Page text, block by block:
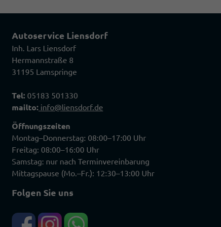
Autoservice Liensdorf
Inh. Lars Liensdorf
Hermannstraße 8
31195 Lamspringe
Tel: 05183 501330
mailto: info@liensdorf.de
Öffnungszeiten
Montag–Donnerstag: 08:00–17:00 Uhr
Freitag: 08:00–16:00 Uhr
Samstag: nur nach Terminvereinbarung
Mittagspause (Mo.–Fr.): 12:30–13:00 Uhr
Folgen Sie uns